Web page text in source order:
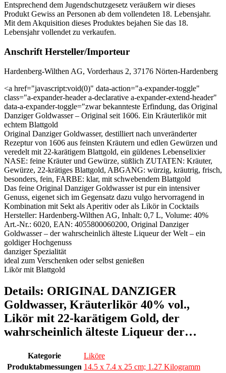
Entsprechend dem Jugendschutzgesetz veräußern wir dieses
Produkt Gewiss an Personen ab dem vollendeten 18. Lebensjahr.
Mit dem Akquisition dieses Produktes bejahen Sie das 18.
Lebensjahr vollendet zu verkaufen.
Anschrift Hersteller/Importeur
Hardenberg-Wilthen AG, Vorderhaus 2, 37176 Nörten-Hardenberg
<a href="javascript:void(0)" data-action="a-expander-toggle"
class="a-expander-header a-declarative a-expander-extend-header"
data-a-expander-toggle="zwar bekannteste Erfindung, das Original
Danziger Goldwasser – Original seit 1606. Ein Kräuterlikör mit
echtem Blattgold
Original Danziger Goldwasser, destilliert nach unveränderter
Rezeptur von 1606 aus feinsten Kräutern und edlen Gewürzen und
veredelt mit 22-karätigem Blattgold, ein güldenes Lebenselixier
NASE: feine Kräuter und Gewürze, süßlich ZUTATEN: Kräuter,
Gewürze, 22-krätiges Blattgold, ABGANG: würzig, kräutrig, frisch,
besonders, fein, FARBE: klar, mit schwebendem Blattgold
Das feine Original Danziger Goldwasser ist pur ein intensiver
Genuss, eigenet sich im Gegensatz dazu vulgo hervorragend in
Kombination mit Sekt als Aperitiv oder als Likör in Cocktails
Hersteller: Hardenberg-Wilthen AG, Inhalt: 0,7 L, Volume: 40%
Art.-Nr.: 6020, EAN: 4055800060200, Original Danziger
Goldwasser – der wahrscheinlich älteste Liqueur der Welt – ein
goldiger Hochgenuss
danziger Spezialität
ideal zum Verschenken oder selbst genießen
Likör mit Blattgold
Details: ORIGINAL DANZIGER
Goldwasser, Kräuterlikör 40% vol.,
Likör mit 22-karätigem Gold, der
wahrscheinlich älteste Liqueur der…
Kategorie
Liköre
Produktabmessungen 14.5 x 7.4 x 25 cm; 1.27 Kilogramm